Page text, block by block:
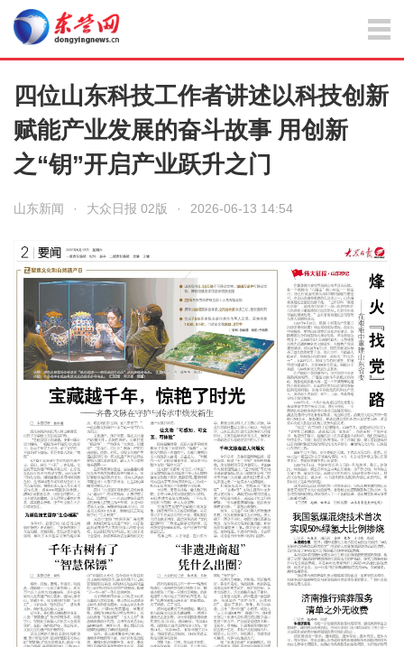
四位山东科技工作者讲述以科技创新
赋能产业发展的奋斗故事 用创新
之“钥”开启产业跃升之门
山东新闻 · 大众日报 02版 · 2026-06-13 14:54